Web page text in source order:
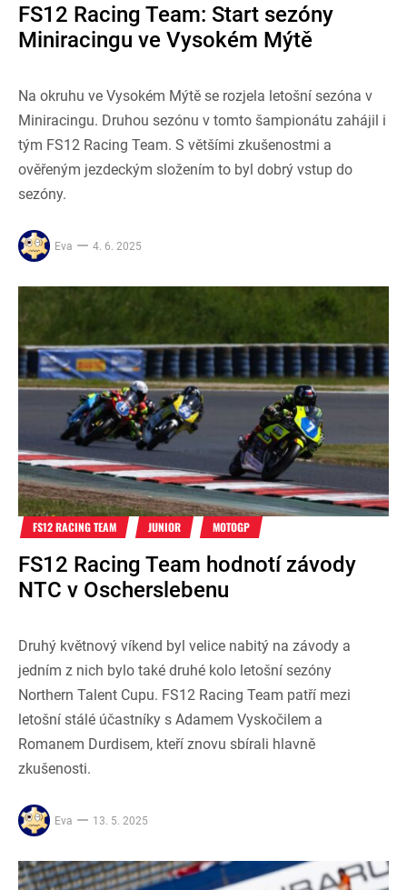
FS12 Racing Team: Start sezóny
Miniracingu ve Vysokém Mýtě
Na okruhu ve Vysokém Mýtě se rozjela letošní sezóna v
Miniracingu. Druhou sezónu v tomto šampionátu zahájil i
tým FS12 Racing Team. S většími zkušenostmi a
ověřeným jezdeckým složením to byl dobrý vstup do
sezóny.
Eva 4. 6. 2025
FS12 RACING TEAM JUNIOR MOTOGP
FS12 Racing Team hodnotí závody
NTC v Oscherslebenu
Druhý květnový víkend byl velice nabitý na závody a
jedním z nich bylo také druhé kolo letošní sezóny
Northern Talent Cupu. FS12 Racing Team patří mezi
letošní stálé účastníky s Adamem Vyskočilem a
Romanem Durdisem, kteří znovu sbírali hlavně
zkušenosti.
Eva 13. 5. 2025